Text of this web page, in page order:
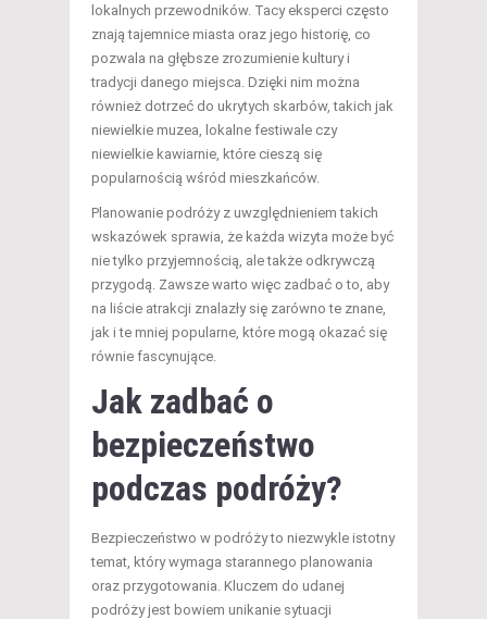
lokalnych przewodników. Tacy eksperci często
znają tajemnice miasta oraz jego historię, co
pozwala na głębsze zrozumienie kultury i
tradycji danego miejsca. Dzięki nim można
również dotrzeć do ukrytych skarbów, takich jak
niewielkie muzea, lokalne festiwale czy
niewielkie kawiarnie, które cieszą się
popularnością wśród mieszkańców.
Planowanie podróży z uwzględnieniem takich
wskazówek sprawia, że każda wizyta może być
nie tylko przyjemnością, ale także odkrywczą
przygodą. Zawsze warto więc zadbać o to, aby
na liście atrakcji znalazły się zarówno te znane,
jak i te mniej popularne, które mogą okazać się
równie fascynujące.
Jak zadbać o
bezpieczeństwo
podczas podróży?
Bezpieczeństwo w podróży to niezwykle istotny
temat, który wymaga starannego planowania
oraz przygotowania. Kluczem do udanej
podróży jest bowiem unikanie sytuacji